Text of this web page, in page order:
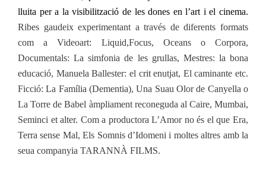
lluita per a la visibilització de les dones en l’art i el cinema.
Ribes gaudeix experimentant a través de diferents formats
com a Videoart: Liquid,Focus, Oceans o Corpora,
Documentals: La simfonia de les grullas, Mestres: la bona
educació, Manuela Ballester: el crit enutjat, El caminante etc.
Ficció: La Família (Dementia), Una Suau Olor de Canyella o
La Torre de Babel àmpliament reconeguda al Caire, Mumbai,
Seminci et alter. Com a productora L’Amor no és el que Era,
Terra sense Mal, Els Somnis d’Idomeni i moltes altres amb la
seua companyia TARANNÀ FILMS.